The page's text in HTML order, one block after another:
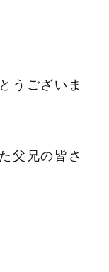
うございま
父兄の皆さ